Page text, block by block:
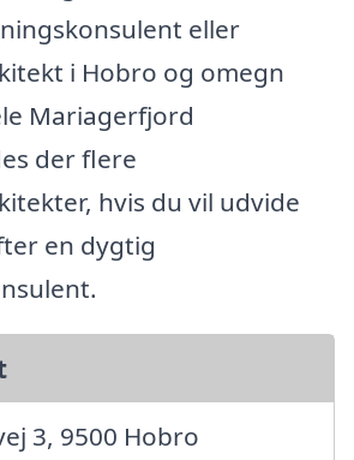
eller
i Hobro og omegn
Mariagerfjord
der flere
hvis du vil udvide
en dygtig
3, 9500 Hobro